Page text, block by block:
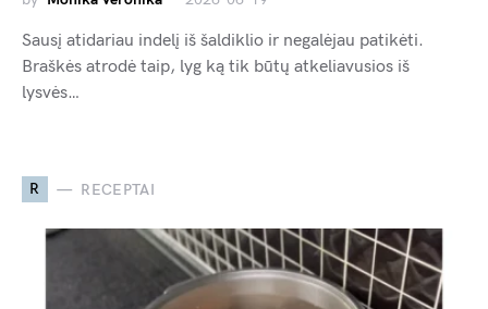
Sausį atidariau indelį iš šaldiklio ir negalėjau patikėti.
Braškės atrodė taip, lyg ką tik būtų atkeliavusios iš
lysvės…
R RECEPTAI